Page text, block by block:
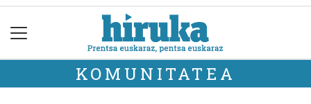
KOMUNITATEA